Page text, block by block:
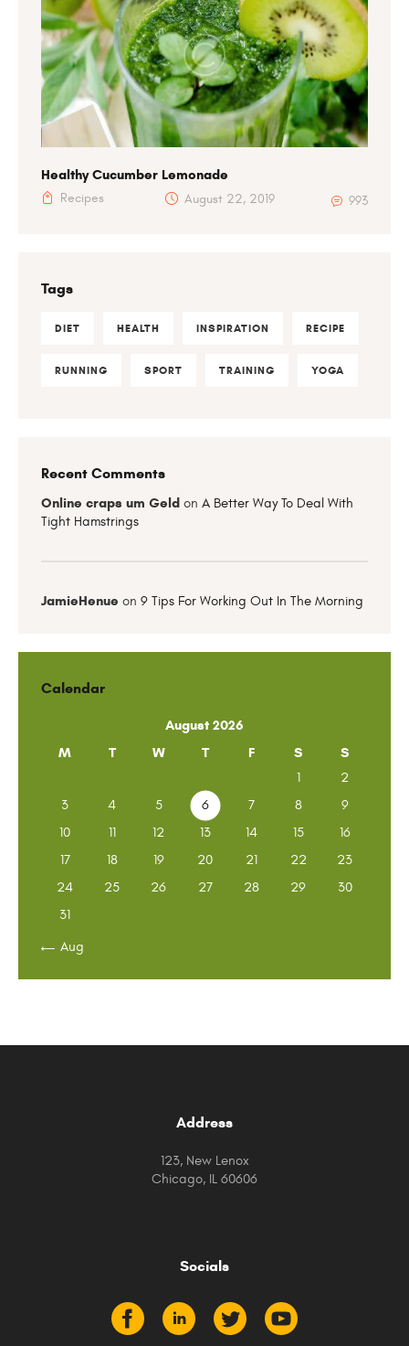
Healthy Cucumber Lemonade
Recipes August 22, 2019 993
Tags
DIET HEALTH INSPIRATION RECIPE
RUNNING SPORT TRAINING YOGA
Recent Comments
Online craps um Geld on A Better Way To Deal With
Tight Hamstrings
JamieHenue on 9 Tips For Working Out In The Morning
Calendar
August 2026
M
T W T F S S
1
2
3
4 5 6 7 8
9
10
11 12 13 14 15
16
17
18 19 20 21 22
23
24
25 26 27 28 29
30
31
« Aug
Address
123, New Lenox
Chicago, IL 60606
Socials